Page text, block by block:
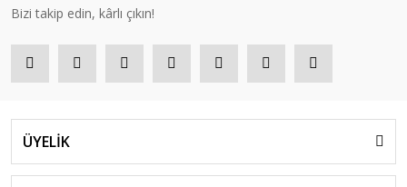
Bizi takip edin, kârlı çıkın!
ÜYELİK